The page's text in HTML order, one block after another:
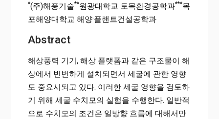
*(주)해풍기술**원광대학교 토목환경공학과***목
포해양대학교 해양·플랜트건설공학과
Abstract
해상풍력 기기, 해상 플랫폼과 같은 구조물이 해
상에서 빈번하게 설치되면서 세굴에 관한 영향
도 중요시되고 있다. 이러한 세굴 영향을 검토하
기 위해 세굴 수치모의 실험을 수행한다. 일반적
으로 수치모의 조건은 일방향 흐름에 대해서만